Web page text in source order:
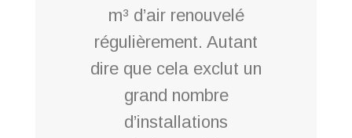
m³ d’air renouvelé
régulièrement. Autant
dire que cela exclut un
grand nombre
d’installations